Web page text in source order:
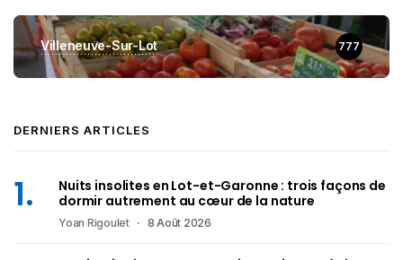
Villeneuve-Sur-Lot 777
DERNIERS ARTICLES
Nuits insolites en Lot-et-Garonne : trois façons de
dormir autrement au cœur de la nature
Yoan Rigoulet 8 Août 2026